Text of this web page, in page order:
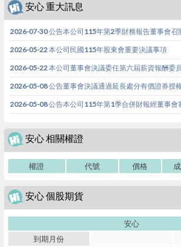
安心 重大訊息
2026-07-30 公告本公司115年第2季財務報告董事會召
2026-05-22 本公司民國115年股東會重要決議事項
2026-05-22 本公司董事會決議委任第六屆薪資報酬委
2026-05-08 公告董事會決議通過延長處分有價證券授
2026-05-08 公告本公司115年第1季合併財報經董事會
安心 相關權證
權證 代號 價格
安心 個股期貨
安心
到期月份